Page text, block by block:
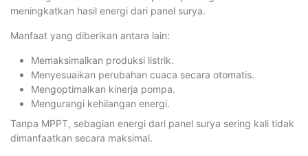
meningkatkan hasil energi dari panel surya.
Manfaat yang diberikan antara lain:
Memaksimalkan produksi listrik.
Menyesuaikan perubahan cuaca secara otomatis.
Mengoptimalkan kinerja pompa.
Mengurangi kehilangan energi.
Tanpa MPPT, sebagian energi dari panel surya sering kali tidak
dimanfaatkan secara maksimal.